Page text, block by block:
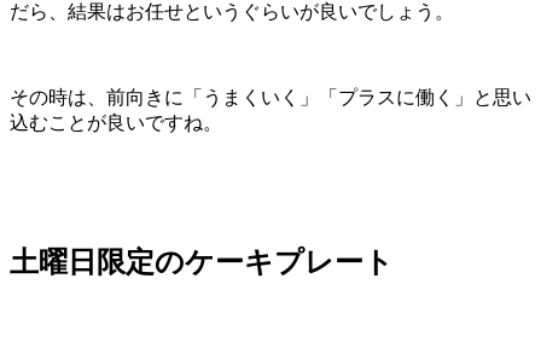
だら、結果はお任せというぐらいが良いでしょう。
その時は、前向きに「うまくいく」「プラスに働く」と思い
込むことが良いですね。
土曜日限定のケーキプレート